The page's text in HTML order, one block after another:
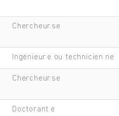
Chercheur.se
Ingénieur.e ou technicien.ne
Chercheur.se
Doctorant.e